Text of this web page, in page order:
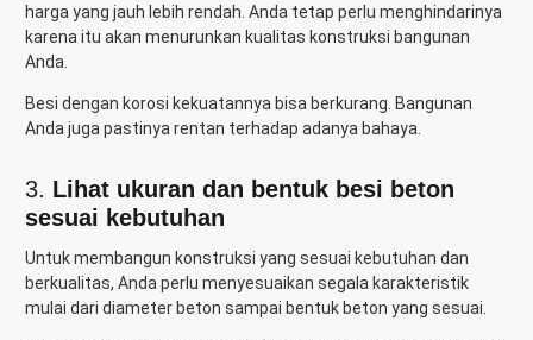
harga yang jauh lebih rendah. Anda tetap perlu menghindarinya
karena itu akan menurunkan kualitas konstruksi bangunan
Anda.
Besi dengan korosi kekuatannya bisa berkurang. Bangunan
Anda juga pastinya rentan terhadap adanya bahaya.
3. Lihat ukuran dan bentuk besi beton
sesuai kebutuhan
Untuk membangun konstruksi yang sesuai kebutuhan dan
berkualitas, Anda perlu menyesuaikan segala karakteristik
mulai dari diameter beton sampai bentuk beton yang sesuai.